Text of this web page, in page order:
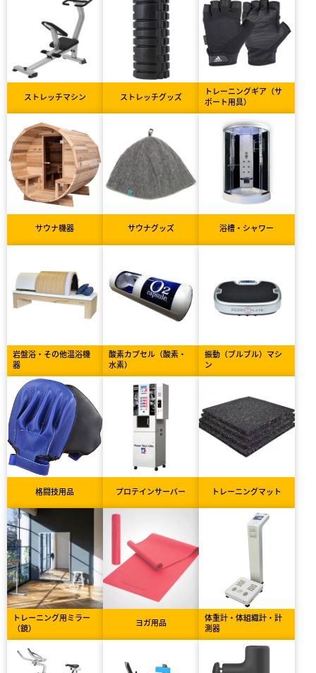
ストレッチマシン ストレッチグッズ
トレーニングギア（サ
ポート用具）
サウナ機器 サウナグッズ 浴槽・シャワー
岩盤浴・その他温浴機
器
酸素カプセル（酸素・
水素）
振動（ブルブル）マシ
ン
格闘技用品 プロテインサーバー トレーニングマット
トレーニング用ミラー
（鏡）
ヨガ用品
体重計・体組織計・計
測器